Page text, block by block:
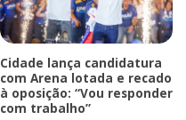
Cidade lança candidatura
com Arena lotada e recado
à oposição: “Vou responder
com trabalho”